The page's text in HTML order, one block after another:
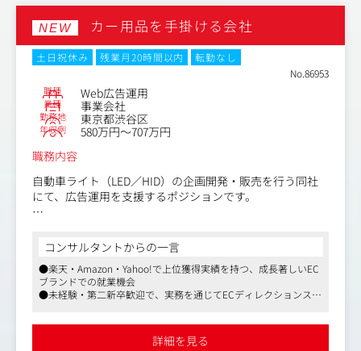
・店舗売上データの分析
・商圏分析・競合調査
・販促施策の企画立案
・エリア別マーケティング施策の立案
2.新店・改装店支援
・オープン前の商圏分析
・ターゲット設定
・販促計画立案
・オープン後の売上モニタリング
・課題抽出と改善施策推進
・売上未達店舗の要因分析
・商品部・営業部門との連携
・改善施策提案・実行
・効果測定
4.全社販促施策推進
NEW カー用品を手掛ける会社
土日祝休み 残業月20時間以内
転勤なし
No.86953
職種 Web広告運用
業種 事業会社
勤務地 東京都渋谷区
年収例
580万円～707万円
職務内容
自動車ライト（LED／HID）の企画開発・販売を行う同社
にて、広告運用を支援するポジションです。
から担当し、段階的に運用改善、クリエイティブ改善、L
P・商品ページ改善まで携わっていただきます。
■主な業務内容は以下の通りです。
・Google／Meta／X等の広告戦略設計・予算配分・入札管
・クリエイティブ起点での施策立案と制作ディレクション
コンサルタントからの一言
●楽天・Amazon・Yahoo!で上位獲得実績を持つ、成長著しいEC
ブランドでの就業機会
●未経験・第二新卒歓迎で、実務を通じてECディレクションスキ
詳細を見る